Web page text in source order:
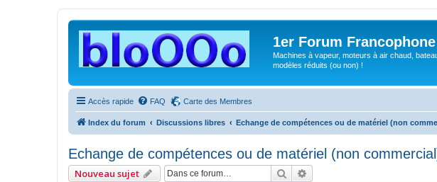
1er Forum Francophone
Machines à vapeur, moteurs à air chaud,
modèles réduits (ou non) !
Accès rapide FAQ Carte des Membres
Index du forum Discussions libres Echange de compétences ou de matériel (non
Echange de compétences ou de matériel (non
Nouveau sujet Rechercher